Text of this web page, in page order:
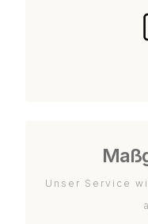
Unser Service